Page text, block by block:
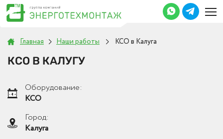
Главная Наши работы КСО в Калуга
КСО В КАЛУГУ
Оборудование:
КСО
Город:
Калуга